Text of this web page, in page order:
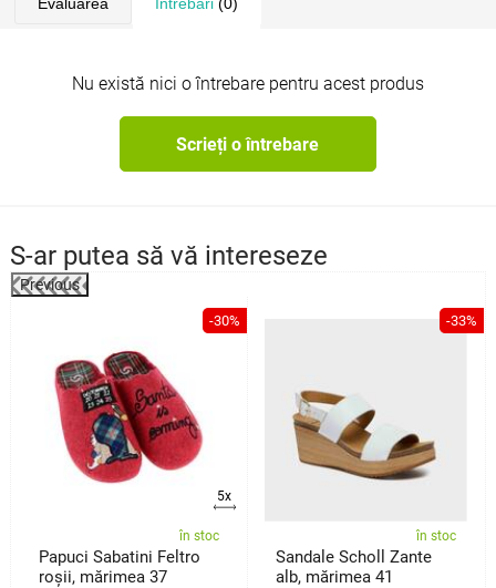
Nu există nici o întrebare pentru acest produs
Scrieți o întrebare
S-ar putea să vă intereseze
Previous
-30%
5x
în stoc
Papuci Sabatini Feltro
roșii, mărimea 37
-33%
în stoc
Sandale Scholl Zante
alb, mărimea 41